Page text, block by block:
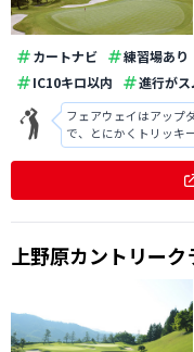
カートナビ 練習場あり
IC10キロ以内
進行がス
フェアウェイはアップ
で、とにかくトリッキ
べ放題もあり、スイー
上野原カントリーク